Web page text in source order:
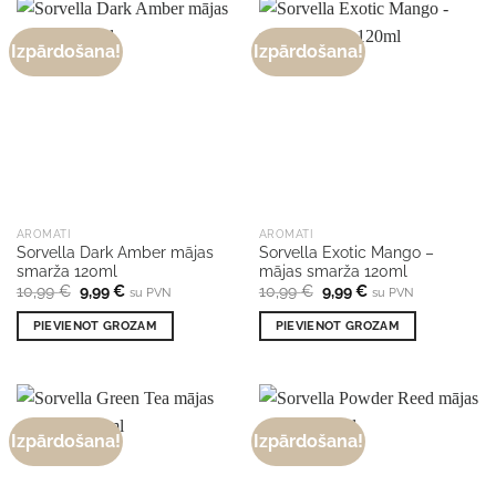
Izpārdošana!
AROMATI
Sorvella Dark Amber mājas
smarža 120ml
10,99€ Original
price
was:
10,99 €.
9,99€Current
is:
9,99 €.
su PVN
PIEVIENOT GROZAM
Izpārdošana!
AROMATI
Sorvella Exotic Mango –
mājas smarža 120ml
10,99€ Original
price
was:
10,99 €.
9,99€Current
is:
9,99 €.
su PVN
PIEVIENOT GROZAM
Izpārdošana! Izpārdošana!